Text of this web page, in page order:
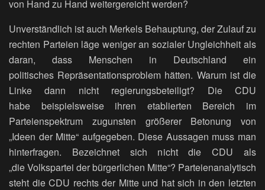
von Hand zu Hand weitergereicht werden?
Unverständlich ist auch Merkels Behauptung, der Zulauf zu
rechten Parteien läge weniger an sozialer Ungleichheit als
daran, dass Menschen in Deutschland ein
politisches Repräsentationsproblem hätten. Warum ist die
Linke dann nicht regierungsbeteiligt? Die CDU
habe beispielsweise ihren etablierten Bereich im
Parteienspektrum zugunsten größerer Betonung von
„Ideen der Mitte“ aufgegeben. Diese Aussagen muss man
hinterfragen. Bezeichnet sich nicht die CDU als
„die Volkspartei der bürgerlichen Mitte“? Parteienanalytisch
steht die CDU rechts der Mitte und hat sich in den letzten